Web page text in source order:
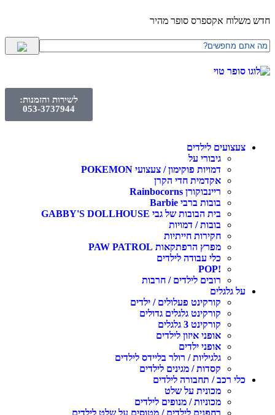
חדש משלוח אקספרס סופר מהיר
לשירות והזמנות:
053-3737944
צעצועים לילדים
גיבורי על
דמויות פוקימון / צעצועי POKEMON
אקדמית חדי הקרן
ריינבוקורן Rainbocorns
בובות ברבי Barbie
בית הבובות של גבי GABBY'S DOLLHOUSE
בובות / דמויות
חקירות חייתיות
מפרץ הרפתקאות PAW PATROL
כלי עבודה לילדים
!POP
רובים לילדים / חרבות
על גלגלים
קורקינט פעלולים / ילדים
קורקינט גלגלים גדולים
קורקינט 3 גלגלים
אופני איזון לילדים
אופני ילדים
גלגיליות / רולר בליידס לילדים
קסדות / מגינים לילדים
כלי רכב / תחבורה לילדים
מכונית על שלט
מכוניות / מנופים לילדים
רחפנים לילדים / מטוסים על שלט לילדים